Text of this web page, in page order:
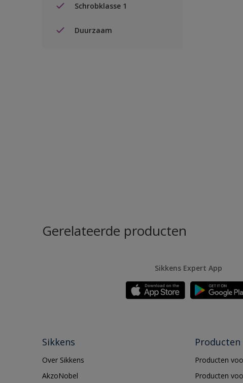
Schrobklasse 1
Duurzaam
Gerelateerde producten
Sikkens Expert App
Sikkens
Over Sikkens
AkzoNobel
Producten
Producten
Producten